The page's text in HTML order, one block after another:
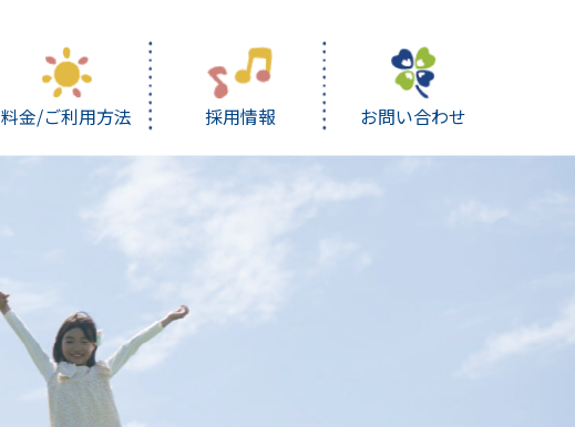
料金/ご利用方法 採用情報 お問い合わせ